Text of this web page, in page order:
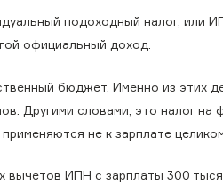
подоходный налог, или
официальный доход.
бюджет. Именно из этих
Другими словами, это налог на
не к зарплате
вычетов ИПН с зарплаты 300